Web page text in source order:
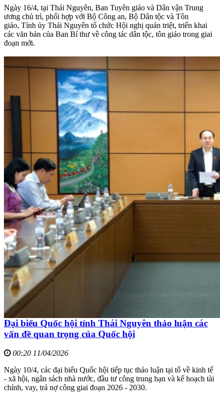
Ngày 16/4, tại Thái Nguyên, Ban Tuyên giáo và Dân vận Trung
ương chủ trì, phối hợp với Bộ Công an, Bộ Dân tộc và Tôn
giáo, Tỉnh ủy Thái Nguyên tổ chức Hội nghị quán triệt, triển khai
các văn bản của Ban Bí thư về công tác dân tộc, tôn giáo trong giai
đoạn mới.
Đại biểu Quốc hội tỉnh Thái Nguyên thảo luận các
vấn đề quan trọng của Quốc hội
00:20 11/04/2026
Ngày 10/4, các đại biểu Quốc hội tiếp tục thảo luận tại tổ về kinh tế
- xã hội, ngân sách nhà nước, đầu tư công trung hạn và kế hoạch tài
chính, vay, trả nợ công giai đoạn 2026 - 2030.